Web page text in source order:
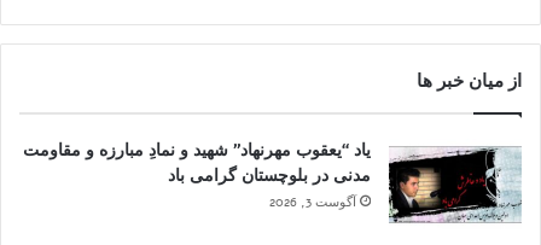
از میان خبر ها
یاد “یعقوب مهرنهاد” شهید و نمادِ مبارزه و مقاومت
مدنی در بلوچستان گرامی باد
آگوست 3, 2026